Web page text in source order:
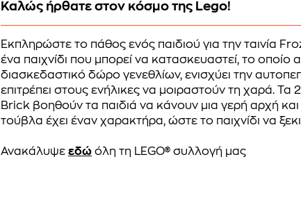
Καλώς ήρθατε στον κόσμο της Lego!
Εκπληρώστε το πάθος ενός παιδιού για την ταινία
ένα παιχνίδι που μπορεί να κατασκευαστεί, το οποίο
διασκεδαστικό δώρο γενεθλίων, ενισχύει την
επιτρέπει στους ενήλικες να μοιραστούν τη χαρά. Τα
Brick βοηθούν τα παιδιά να κάνουν μια γερή αρχή
τούβλα έχει έναν χαρακτήρα, ώστε το παιχνίδι να
Ανακάλυψεεδώ όλη τη LEGO® συλλογή μας